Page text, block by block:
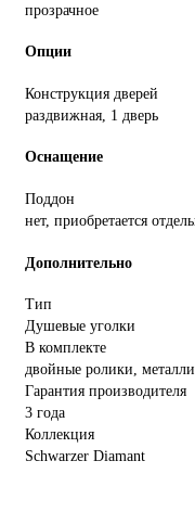
прозрачное
Опции
Конструкция дверей
раздвижная, 1 дверь
Оснащение
Поддон
нет, приобретается
Дополнительно
Тип
Душевые уголки
В комплекте
двойные ролики,
Гарантия производителя
3 года
Коллекция
Schwarzer Diamant